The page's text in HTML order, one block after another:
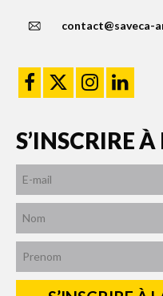
contact@saveca-
S’INSCRIRE